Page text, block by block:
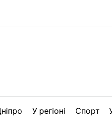
У регіоні Спорт